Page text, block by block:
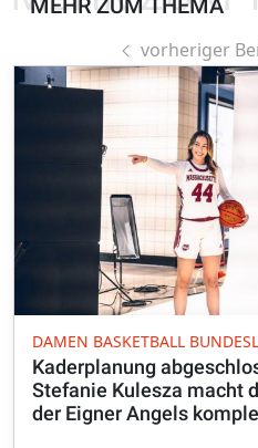
MEHR ZUM THEMA
vorheriger
DAMEN BASKETBALL
Kaderplanung
Stefanie Kulesza macht
der Eigner Angels